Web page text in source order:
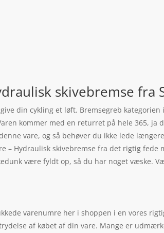
skivebremse fra
din cykling et løft. Bremsegreb
kommer med en returret på hele 365, ja
vare, og så behøver du ikke lede
– Hydraulisk skivebremse fra det rigtig fede
være fyldt op, så du har noget væske.
varenumre her i shoppen i en vores
af købet af din vare. Mange er